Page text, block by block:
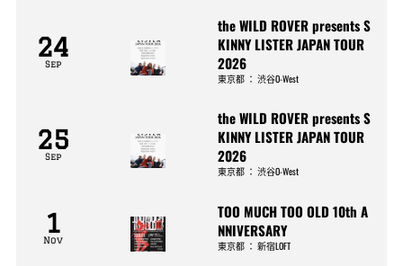
24
Sep
the WILD ROVER presents S
KINNY LISTER JAPAN TOUR
2026
東京都 ：渋谷O-West
25
Sep
the WILD ROVER presents S
KINNY LISTER JAPAN TOUR
2026
東京都 ：渋谷O-West
1
Nov
TOO MUCH TOO OLD 10th A
NNIVERSARY
東京都 ：新宿LOFT